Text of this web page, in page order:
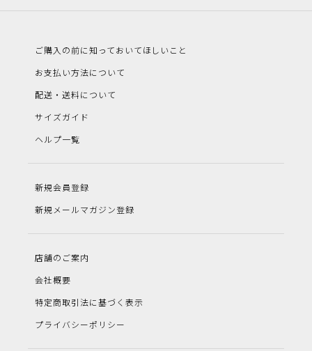
ご購入の前に知っておいてほしいこと
お支払い方法について
配送・送料について
サイズガイド
ヘルプ一覧
新規会員登録
新規メールマガジン登録
店舗のご案内
会社概要
特定商取引法に基づく表示
プライバシーポリシー